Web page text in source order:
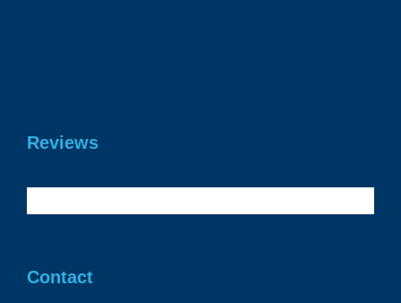
Reviews
Contact